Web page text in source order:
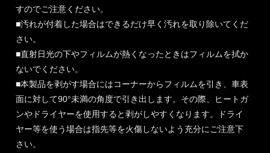
すのでご注意ください。
■汚れが付着した場合はできるだけ早く汚れを取り除いてくだ
さい。
■直射日光の下やフィルムが熱くなったときはフィルムを拭か
ないでください。
■本製品を剥がす場合にはコーナーからフィルムを引き、車表
面に対して90°未満の角度で引き出します。その際、ヒートガ
ンやドライヤーを使用すると剥がしやすくなります。ドライ
ヤー等を使う場合は指先等を火傷しないよう充分にご注意下
さい。